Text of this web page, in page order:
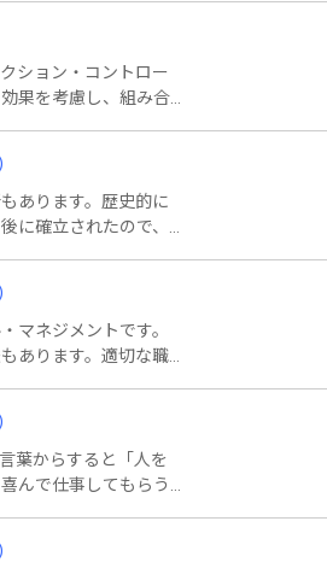
ション・コントロー
果を考慮し、組み合
あります。歴史的に
に確立されたので、
マネジメントです。
あります。適切な職
葉からすると「人を
んで仕事してもらう